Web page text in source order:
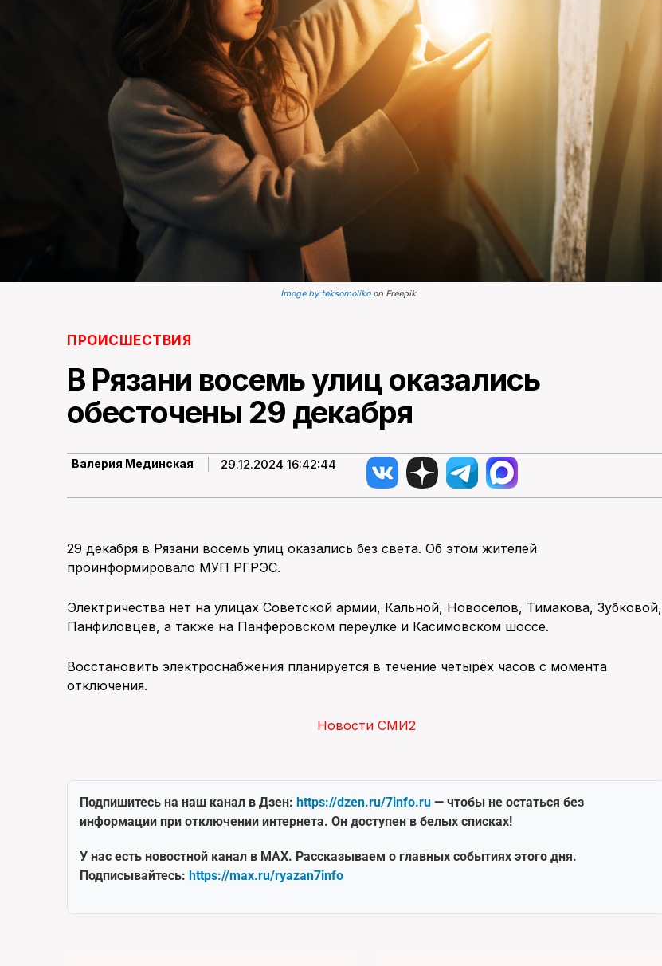
Image by teksomolika on Freepik
ПРОИСШЕСТВИЯ
В Рязани восемь улиц оказались
обесточены 29 декабря
Валерия Мединская 29.12.2024 16:42:44
29 декабря в Рязани восемь улиц оказались без света. Об этом жителей
проинформировало МУП РГРЭС.
Электричества нет на улицах Советской армии, Кальной, Новосёлов, Тимакова, Зубковой,
Панфиловцев, а также на Панфёровском переулке и Касимовском шоссе.
Восстановить электроснабжения планируется в течение четырёх часов с момента
отключения.
Новости СМИ2
Подпишитесь на наш канал в Дзен: https://dzen.ru/7info.ru — чтобы не остаться без
информации при отключении интернета. Он доступен в белых списках!
У нас есть новостной канал в MAX. Рассказываем о главных событиях этого дня.
Подписывайтесь: https://max.ru/ryazan7info